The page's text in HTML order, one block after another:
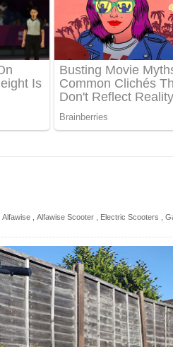
Alfawise Alfawise Scooter Electric Scooters